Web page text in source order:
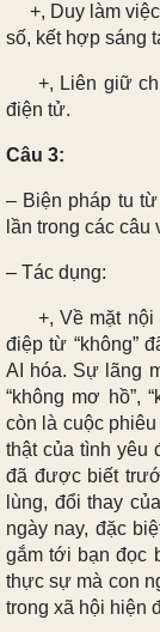
+, Duy làm việc
số, kết hợp sáng
+, Liên giữ
điện tử.
Câu 3:
– Biện pháp tu
lần trong các câu
– Tác dụng:
+, Về mặt nội
điệp từ “không”
AI hóa. Sự lãng
“không mơ hồ”,
còn là cuộc
thật của tình yêu
đã được biết
lùng, đổi thay
ngày nay, đặc
gắm tới bạn đọc
thực sự mà con
trong xã hội hiện